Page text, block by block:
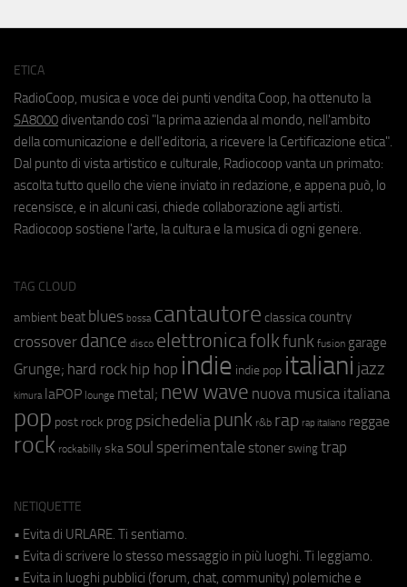
ETICA
RadioCoop, musica e voce dei punti vendita Coop, ha ottenuto la
SA8000 diventando così "la prima azienda al mondo, nell'ambito
della comunicazione e dell'editoria, a ricevere la Certificazione etica".
Dal punto di vista artistico e culturale, Radiocoop vanta un primato:
ascolta tutto quello che viene inviato in redazione, e appena può, lo
recensisce, e in alcuni casi, chiede collaborazione agli artisti.
Radiocoop sostiene l'arte, la cultura e la musica di ogni genere.
TAG CLOUD
ambient beat blues bossa cantautore classica country
crossover dance disco elettronicafolkfunk fusion garage
Grunge; hard rock hip hop indie indie pop italiani jazz
kimura laPOP lounge metal; new wave nuova musica italiana
pop post rock prog psichedeliapunk r&b rap rap italiano reggae
rock rockabilly ska soul sperimentale stoner swing trap
NETIQUETTE
• Evita di URLARE. Ti sentiamo.
• Evita di scrivere lo stesso messaggio in più luoghi. Ti leggiamo.
• Evita in luoghi pubblici (forum, chat, community) polemiche e